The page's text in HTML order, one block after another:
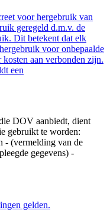
voor hergebruik van
geregeld d.m.v. de
Dit betekent dat elk
voor onbepaalde
kosten aan verbonden zijn.
een
DOV aanbiedt, dient
gebruikt te worden:
- (vermelding van de
gegevens) -
gelden.